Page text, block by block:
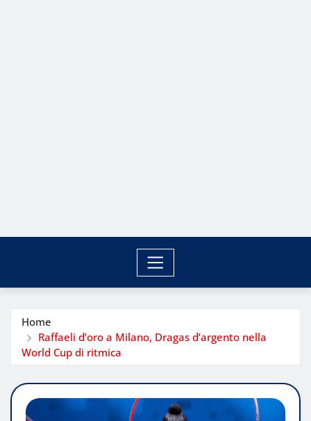
Home
Raffaeli d’oro a Milano, Dragas d’argento nella
World Cup di ritmica